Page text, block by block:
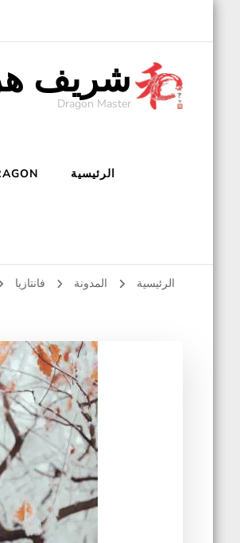
شريف
Dragon Master
الرئيسية
الرئيسية المدونة فانتازيا